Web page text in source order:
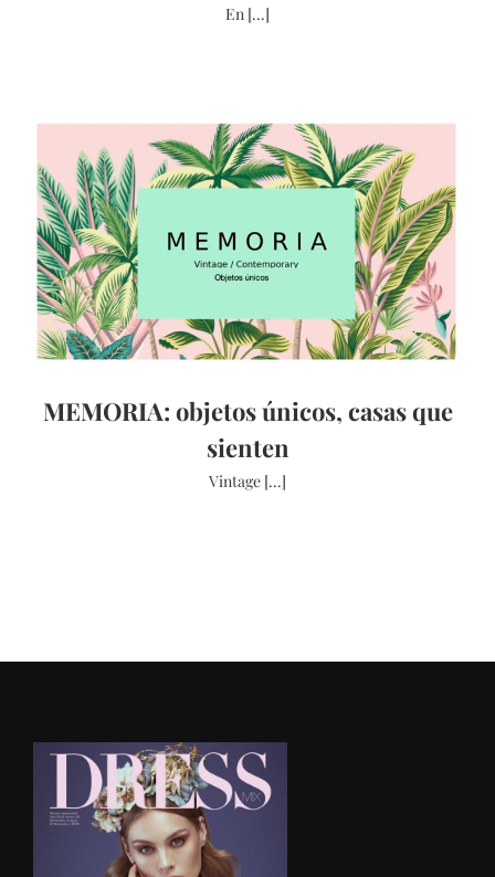
En [...]
MEMORIA: objetos únicos, casas que
sienten
Vintage [...]